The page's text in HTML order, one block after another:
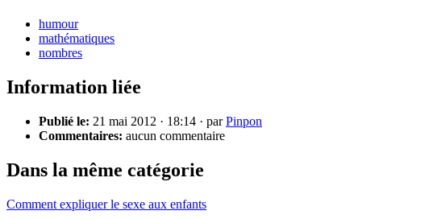
humour
mathématiques
nombres
Information liée
Publié le: 21 mai 2012 · 18:14 · parPinpon
Commentaires: aucun commentaire
Dans la même catégorie
Comment expliquer le sexe aux enfants